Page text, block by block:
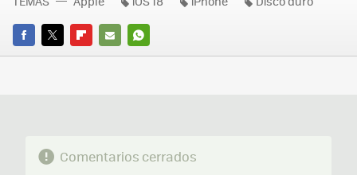
FACEBOOK
TWITTERFLIPBOARD
E-
WHATSAPP
Comentarios cerrados